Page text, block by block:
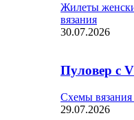
Жилеты
вязания
30.07.2026
Пуловер с
Схемы
29.07.2026